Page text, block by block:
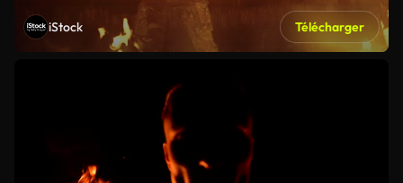
iStock Télécharger